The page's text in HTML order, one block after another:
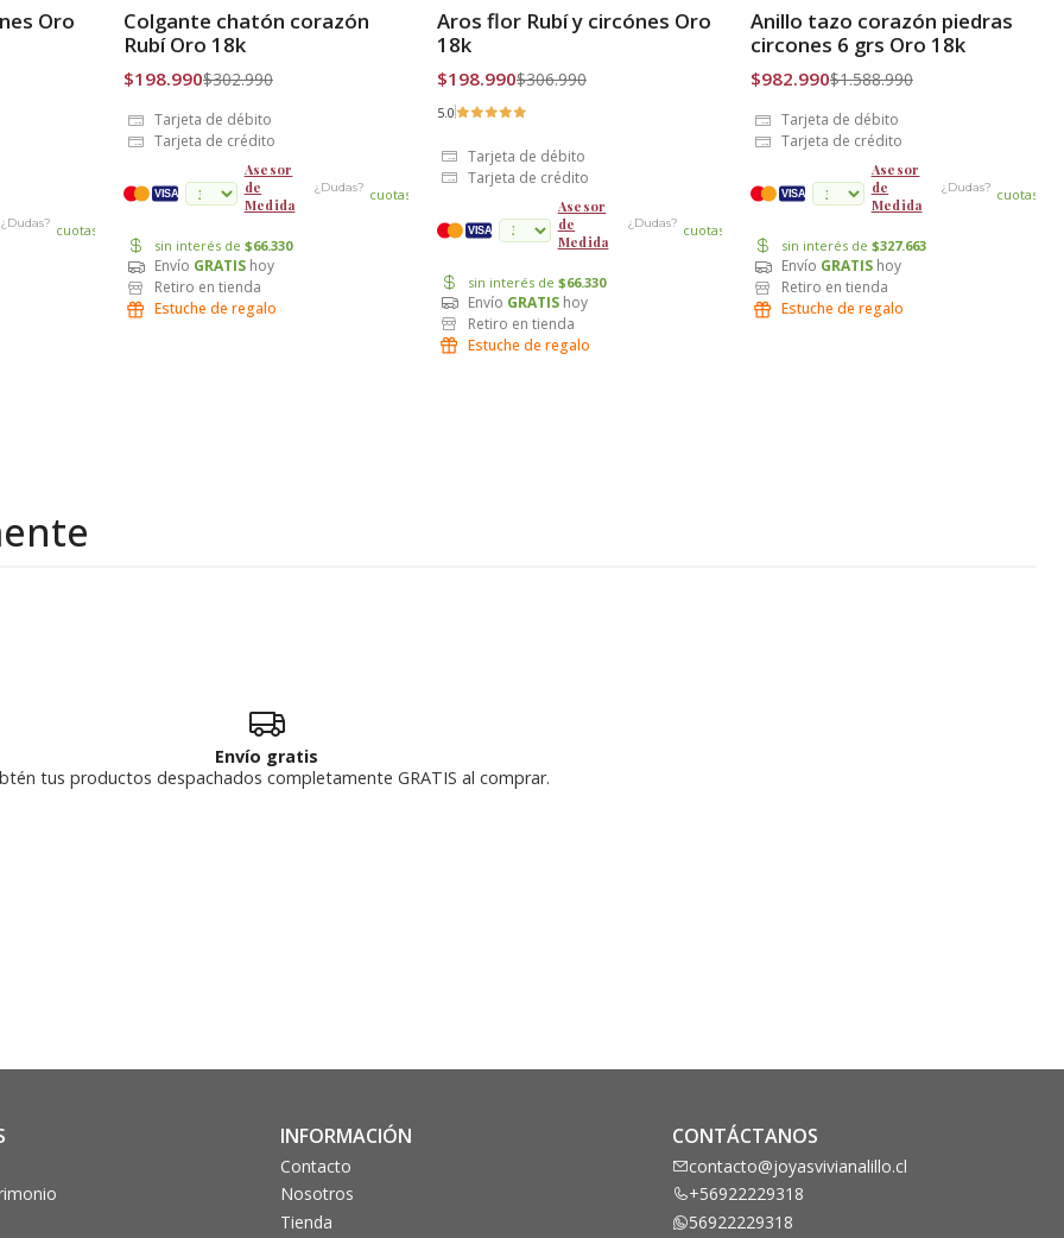
Oro
¿Dudas? cuotas
Envío Gratis
Colgante chatón corazón
Rubí Oro 18k
$198.990$302.990
Tarjeta de débito
Tarjeta de crédito
VISA
Asesor
de
Medida
¿Dudas? cuotas
sin interés de $66.330
Envío GRATIS hoy
Retiro en tienda
Estuche de regalo
Envío Gratis
Aros flor Rubí y circónes Oro
18k
$198.990$306.990
5.0
Tarjeta de débito
Tarjeta de crédito
VISA
Asesor
de
Medida
¿Dudas? cuotas
sin interés de $66.330
Envío GRATIS hoy
Retiro en tienda
Estuche de regalo
Envío Gratis
Anillo tazo corazón piedras
circones 6 grs Oro 18k
$982.990$1.588.990
Tarjeta de débito
Tarjeta de crédito
VISA
Asesor
de
Medida
¿Dudas? cuotas
sin interés de $327.663
Envío GRATIS hoy
Retiro en tienda
Estuche de regalo
Envío gratis
tus productos despachados completamente GRATIS al comprar.
INFORMACIÓN
Contacto
Nosotros
Tienda
CONTÁCTANOS
contacto@joyasvivianalillo.cl
+56922229318
56922229318